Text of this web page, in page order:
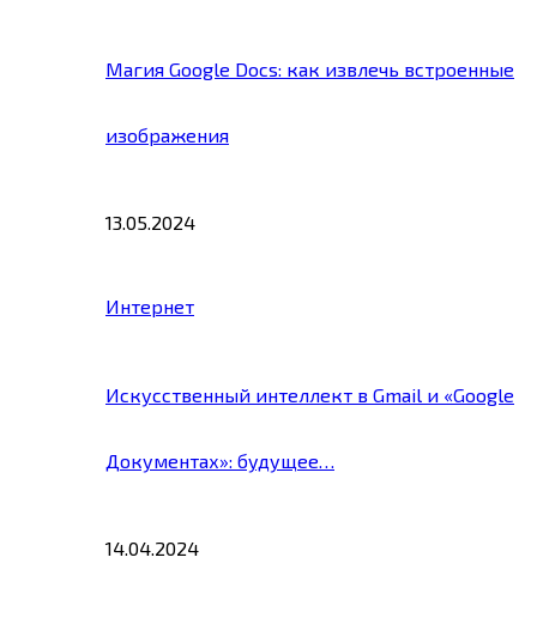
Магия Google Docs: как извлечь встроенные
изображения
13.05.2024
Интернет
Искусственный интеллект в Gmail и «Google
Документах»: будущее…
14.04.2024